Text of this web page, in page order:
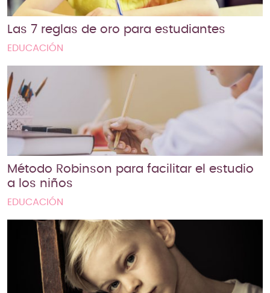
Las 7 reglas de oro para estudiantes
EDUCACIÓN
Método Robinson para facilitar el estudio
a los niños
EDUCACIÓN